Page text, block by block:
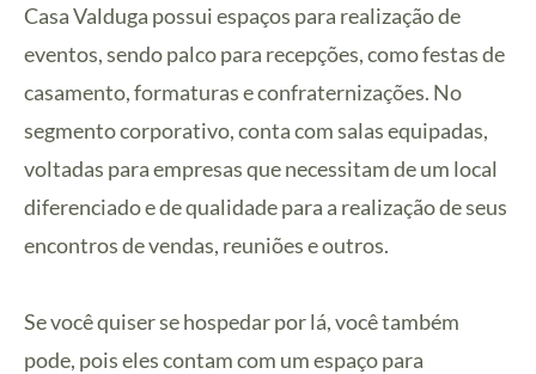
Casa Valduga possui espaços para realização de
eventos, sendo palco para recepções, como festas de
casamento, formaturas e confraternizações. No
segmento corporativo, conta com salas equipadas,
voltadas para empresas que necessitam de um local
diferenciado e de qualidade para a realização de seus
encontros de vendas, reuniões e outros.
Se você quiser se hospedar por lá, você também
pode, pois eles contam com um espaço para